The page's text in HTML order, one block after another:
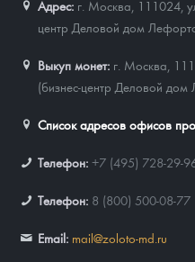
Адрес: г. Москва, 111024
центр Деловой дом
Выкуп монет: г. Москва,
(бизнес-центр Деловой
Список адресов офисов
Телефон: +7 (495) 728-29-
Телефон: 8 (800) 500-08-77
Email: mail@zoloto-md.ru